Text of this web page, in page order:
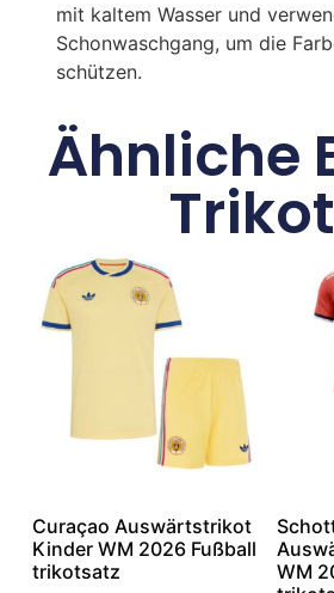
mit kaltem Wasser und
Schonwaschgang, um die
schützen.
Ähnliche
Curaçao Auswärtstrikot
Kinder WM 2026 Fußball
trikotsatz
WM